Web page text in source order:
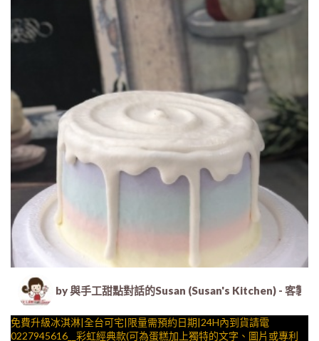
by 與手工甜點對話的Susan (Susan's Kitchen) - 客製
免費升級冰淇淋|全台可宅|限量需預約日期|24H內到貨請電
0227945616__彩虹經典款(可為蛋糕加上獨特的文字、圖片或專利